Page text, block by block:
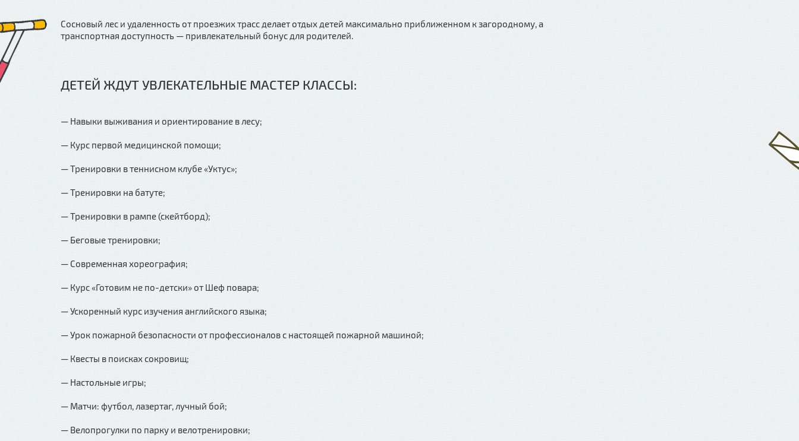
Сосновый лес и удаленность от проезжих трасс делает отдых детей максимально приближенном к загородному, а
транспортная доступность — привлекательный бонус для родителей.
ДЕТЕЙ ЖДУТ УВЛЕКАТЕЛЬНЫЕ МАСТЕР КЛАССЫ:
— Навыки выживания и ориентирование в лесу;
— Курс первой медицинской помощи;
— Тренировки в теннисном клубе «Уктус»;
— Тренировки на батуте;
— Тренировки в рампе (скейтборд);
— Беговые тренировки;
— Современная хореография;
— Курс «Готовим не по-детски» от Шеф повара;
— Ускоренный курс изучения английского языка;
— Урок пожарной безопасности от профессионалов с настоящей пожарной машиной;
— Квесты в поисках сокровищ;
— Настольные игры;
— Матчи: футбол, лазертаг, лучный бой;
— Велопрогулки по парку и велотренировки;